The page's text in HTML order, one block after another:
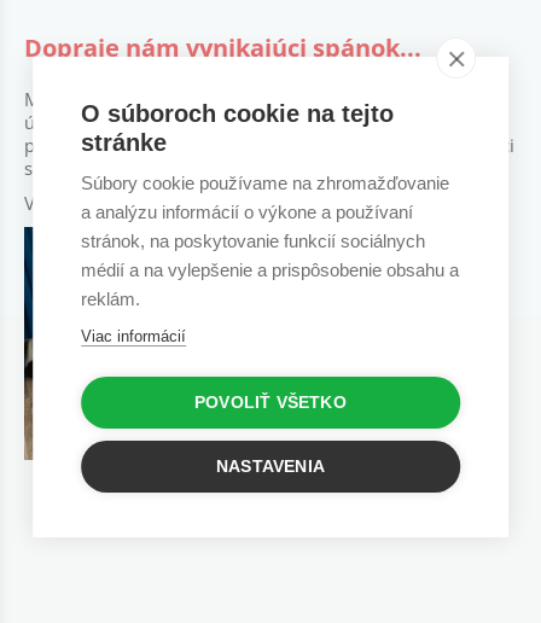
Dopraje nám vynikajúci spánok...
Máme od Vás posteľ Lenka XL Kráľovská výška bez
úložného priestoru a sme veľmi spokojní. Kvalitná pevná
posteľ spolu s kvalitnými matracmi nám dopraje vynikajúci
spánok. Veríme, že nám vydrží dlhé roky. Ďakujeme.
Veronika U., Bratislava
O súboroch cookie na tejto
stránke
Súbory cookie používame na zhromažďovanie
a analýzu informácií o výkone a používaní
stránok, na poskytovanie funkcií sociálnych
médií a na vylepšenie a prispôsobenie obsahu a
reklám.
Viac informácií
POVOLIŤ VŠETKO
NASTAVENIA